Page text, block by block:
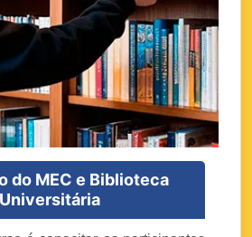
do MEC e Biblioteca
Universitária